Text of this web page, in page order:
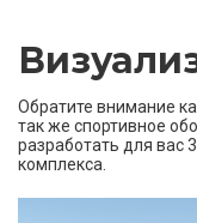
Обратите внимание
так же спортивное
разработать для вас
комплекса.